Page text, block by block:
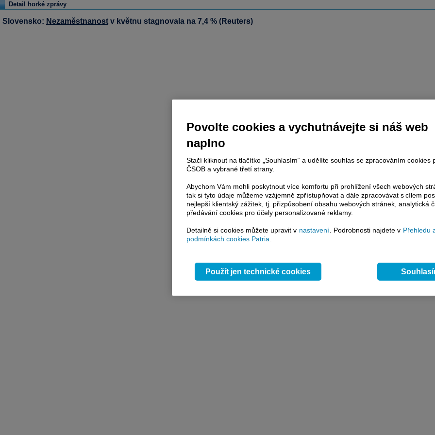
Detail horké zprávy
Slovensko: Nezaměstnanost v květnu stagnovala na 7,4 % (Reuters)
Povolte cookies a vychutnávejte si náš web
naplno
Stačí kliknout na tlačítko „Souhlasím“ a udělíte souhlas se zpracováním cookies
ČSOB a vybrané třetí strany.
Abychom Vám mohli poskytnout více komfortu při prohlížení všech webových
tak si tyto údaje můžeme vzájemně zpřístupňovat a dále zpracovávat s cílem
nejlepší klientský zážitek, tj. přizpůsobení obsahu webových stránek, analytická
předávání cookies pro účely personalizované reklamy.
Detailně si cookies můžete upravit v nastavení . Podrobnosti najdete v Přehledu
podmínkách cookies Patria
Použít jen technické cookies